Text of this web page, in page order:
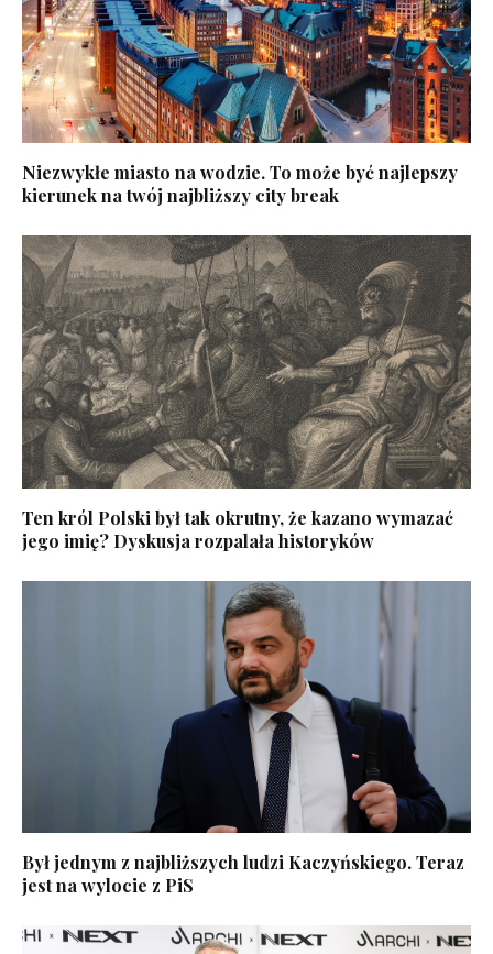
Niezwykłe miasto na wodzie. To może być najlepszy
kierunek na twój najbliższy city break
Ten król Polski był tak okrutny, że kazano wymazać
jego imię? Dyskusja rozpalała historyków
Był jednym z najbliższych ludzi Kaczyńskiego. Teraz
jest na wylocie z PiS